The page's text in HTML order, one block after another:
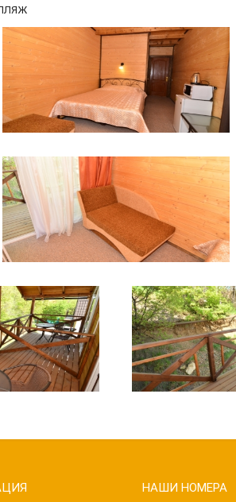
НАШИ НОМЕРА